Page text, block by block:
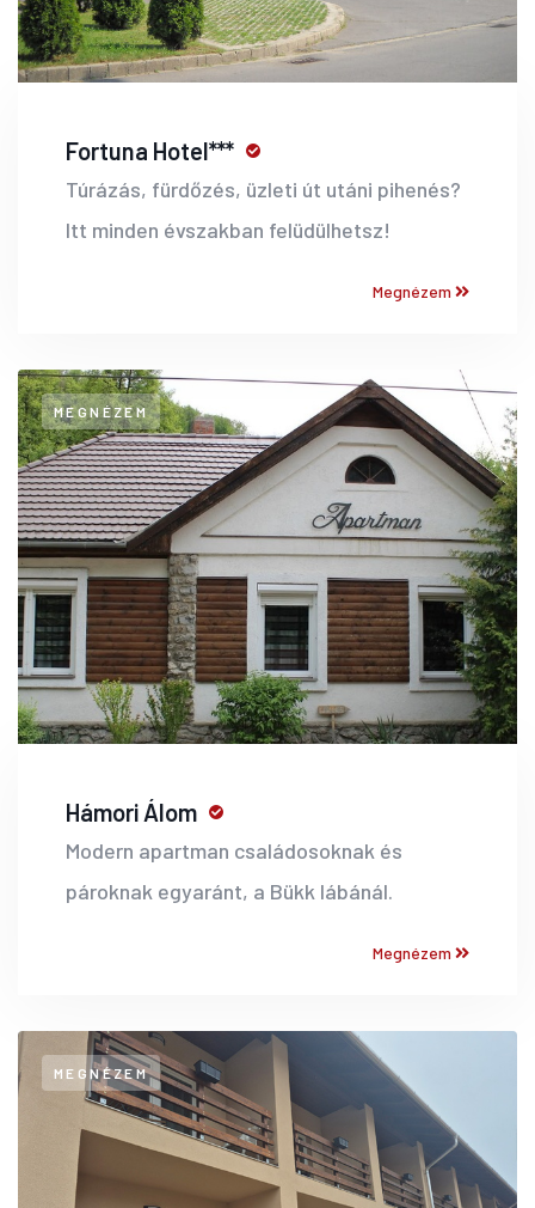
Fortuna Hotel***
Túrázás, fürdőzés, üzleti út utáni pihenés?
Itt minden évszakban felüdülhetsz!
Megnézem
MEGNÉZEM
Hámori Álom
Modern apartman családosoknak és
pároknak egyaránt, a Bükk lábánál.
Megnézem
MEGNÉZEM